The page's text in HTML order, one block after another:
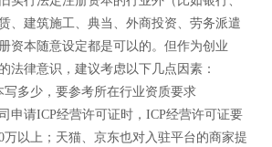
、建筑施工、典当、外商投资、劳务派遣
资本随意设定都是可以的。但作为创业
法律意识，建议考虑以下几点因素：
多少，要参考所在行业资质要求
请ICP经营许可证时，ICP经营许可证要
万以上；天猫、京东也对入驻平台的商家提